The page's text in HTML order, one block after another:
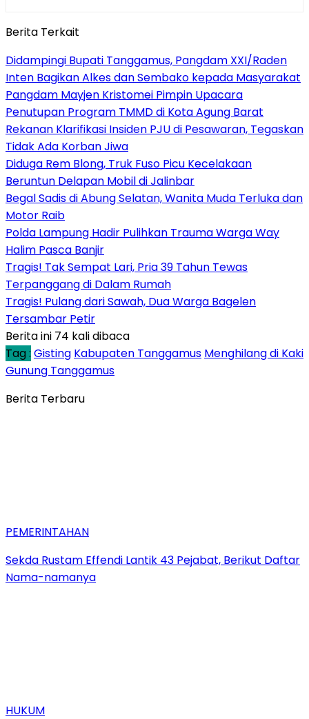
Berita Terkait
Didampingi Bupati Tanggamus, Pangdam XXI/Raden
Inten Bagikan Alkes dan Sembako kepada Masyarakat
Pangdam Mayjen Kristomei Pimpin Upacara
Penutupan Program TMMD di Kota Agung Barat
Rekanan Klarifikasi Insiden PJU di Pesawaran, Tegaskan
Tidak Ada Korban Jiwa
Diduga Rem Blong, Truk Fuso Picu Kecelakaan
Beruntun Delapan Mobil di Jalinbar
Begal Sadis di Abung Selatan, Wanita Muda Terluka dan
Motor Raib
Polda Lampung Hadir Pulihkan Trauma Warga Way
Halim Pasca Banjir
Tragis! Tak Sempat Lari, Pria 39 Tahun Tewas
Terpanggang di Dalam Rumah
Tragis! Pulang dari Sawah, Dua Warga Bagelen
Tersambar Petir
Berita ini 74 kali dibaca
Tag : Gisting Kabupaten Tanggamus Menghilang di Kaki
Gunung Tanggamus
Berita Terbaru
PEMERINTAHAN
Sekda Rustam Effendi Lantik 43 Pejabat, Berikut Daftar
Nama-namanya
HUKUM